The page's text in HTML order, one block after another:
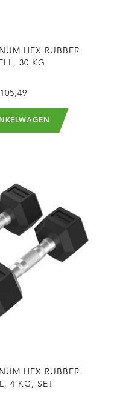
HEX RUBBER
30 KG
HEX RUBBER
4 KG, SET